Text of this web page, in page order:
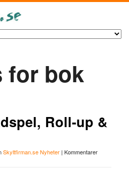
for bok
Roll-up &
Skyltfirman.se Nyheter | Kommentarer